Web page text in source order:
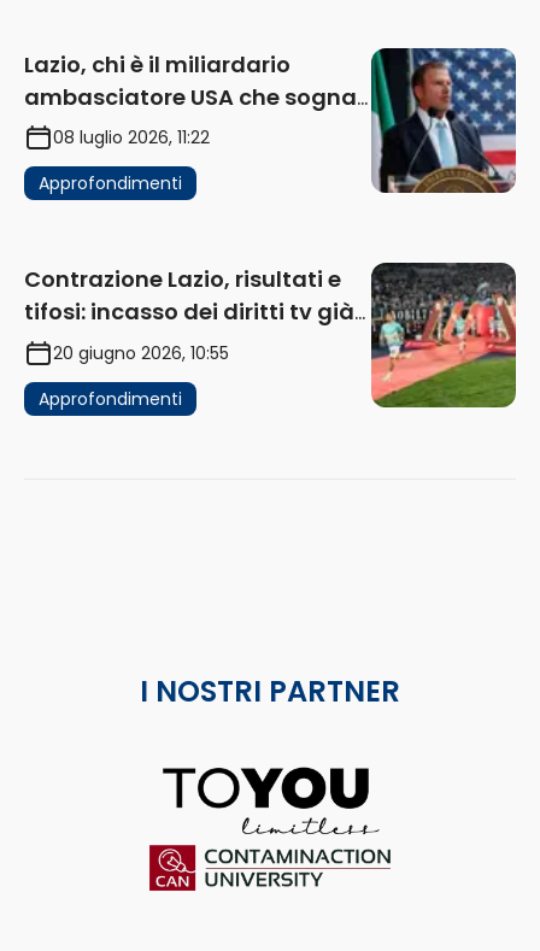
Lazio, chi è il miliardario
ambasciatore USA che sogna
di acquistare un club in Italia
08 luglio 2026, 11:22
Approfondimenti
Contrazione Lazio, risultati e
tifosi: incasso dei diritti tv già
in flessione
20 giugno 2026, 10:55
Approfondimenti
I NOSTRI PARTNER
ToYou